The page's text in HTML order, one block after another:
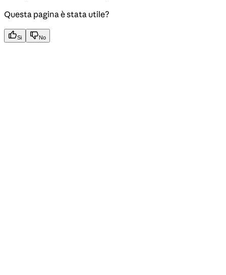
Questa pagina è stata utile?
Si No